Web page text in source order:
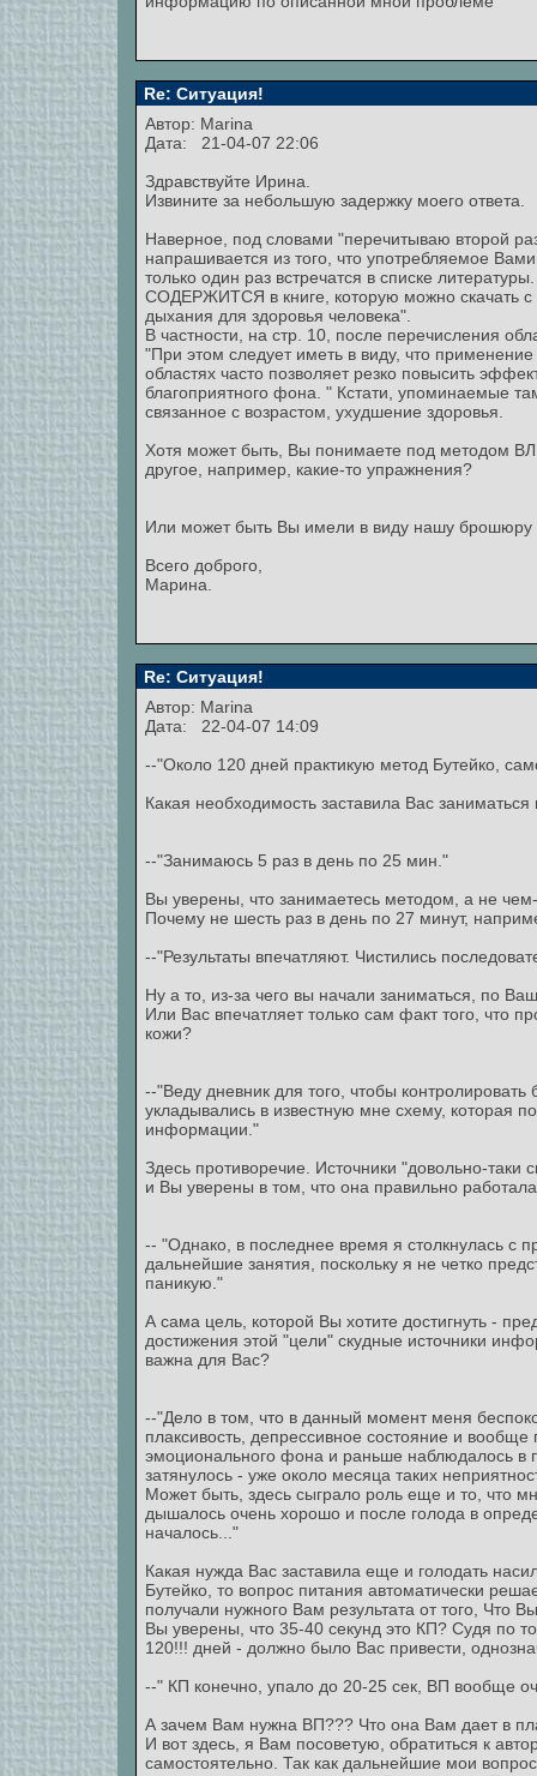
Re: Ситуация!
Автор: Marina
Дата: 21-04-07 22:06
Здравствуйте Ирина.
Извините за небольшую задержку моего ответа.
Наверное, под словами "перечитываю второй
напрашивается из того, что употребляемое
только один раз встречатся в списке
СОДЕРЖИТСЯ в книге, которую можно скачать с
дыхания для здоровья человека".
В частности, на стр. 10, после перечисления
"При этом следует иметь в виду, что
областях часто позволяет резко повысить
благоприятного фона. " Кстати, упоминаемые
связанное с возрастом, ухудшение здоровья.
Хотя может быть, Вы понимаете под методом
другое, например, какие-то упражнения?
Или может быть Вы имели в виду нашу брошюру
Всего доброго,
Марина.
Re: Ситуация!
Автор: Marina
Дата: 22-04-07 14:09
--"Около 120 дней практикую метод Бутейко,
Какая необходимость заставила Вас
--"Занимаюсь 5 раз в день по 25 мин."
Вы уверены, что занимаетесь методом, а не
Почему не шесть раз в день по 27 минут,
--"Результаты впечатляют. Чистились
Ну а то, из-за чего вы начали заниматься, по
Или Вас впечатляет только сам факт того, что
кожи?
--"Веду дневник для того, чтобы
укладывались в известную мне схему, которая
информации."
Здесь противоречие. Источники "довольно-
и Вы уверены в том, что она правильно
-- "Однако, в последнее время я столкнулась с
дальнейшие занятия, поскольку я не четко
паникую."
А сама цель, которой Вы хотите достигнуть -
достижения этой "цели" скудные источники
важна для Вас?
--"Дело в том, что в данный момент меня
плаксивость, депрессивное состояние и
эмоционального фона и раньше наблюдалось в
затянулось - уже около месяца таких
Может быть, здесь сыграло роль еще и то, что
дышалось очень хорошо и после голода в
началось..."
Какая нужда Вас заставила еще и голодать
Бутейко, то вопрос питания автоматически
получали нужного Вам результата от того, Что
Вы уверены, что 35-40 секунд это КП? Судя по
120!!! дней - должно было Вас привести,
--" КП конечно, упало до 20-25 сек, ВП вообще
А зачем Вам нужна ВП??? Что она Вам дает в
И вот здесь, я Вам посоветую, обратиться к
самостоятельно. Так как дальнейшие мои